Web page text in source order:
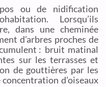
ou de nidification
Lorsqu’ils
dans une cheminée
d’arbres proches de
: bruit matinal
sur les terrasses et
de gouttières par les
d’oiseaux